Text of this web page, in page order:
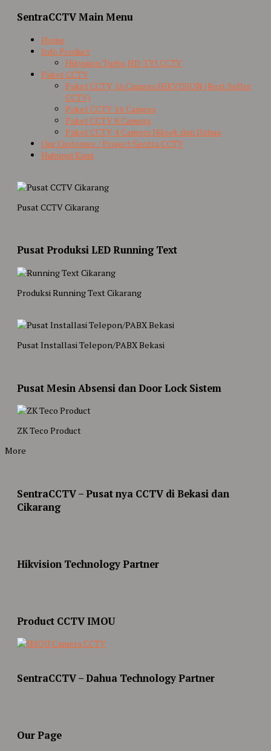
SentraCCTV Main Menu
Home
Info Product
Hikvision Turbo HD-TVI CCTV
Paket CCTV
Paket CCTV 16 Camera HIKVISION (Best Seller
CCTV)
Paket CCTV 16 Camera
Paket CCTV 8 Camera
Paket CCTV 4 Camera Hilook dan Dahua
Our Customer / Project Sentra CCTV
Hubungi Kami
Pusat CCTV Cikarang
Pusat Produksi LED Running Text
Produksi Running Text Cikarang
Pusat Installasi Telepon/PABX Bekasi
Pusat Mesin Absensi dan Door Lock Sistem
ZK Teco Product
More
SentraCCTV – Pusat nya CCTV di Bekasi dan
Cikarang
Hikvision Technology Partner
Product CCTV IMOU
SentraCCTV – Dahua Technology Partner
Our Page